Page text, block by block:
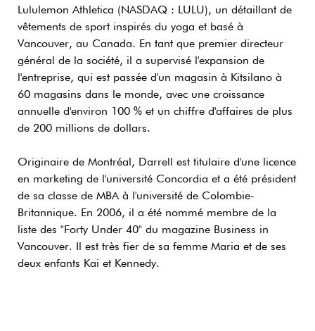
Lululemon Athletica (NASDAQ : LULU), un détaillant de
vêtements de sport inspirés du yoga et basé à
Vancouver, au Canada. En tant que premier directeur
général de la société, il a supervisé l'expansion de
l'entreprise, qui est passée d'un magasin à Kitsilano à
60 magasins dans le monde, avec une croissance
annuelle d'environ 100 % et un chiffre d'affaires de plus
de 200 millions de dollars.
Originaire de Montréal, Darrell est titulaire d'une licence
en marketing de l'université Concordia et a été président
de sa classe de MBA à l'université de Colombie-
Britannique. En 2006, il a été nommé membre de la
liste des "Forty Under 40" du magazine Business in
Vancouver. Il est très fier de sa femme Maria et de ses
deux enfants Kai et Kennedy.